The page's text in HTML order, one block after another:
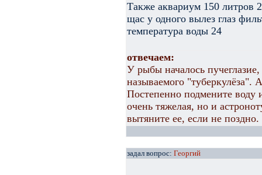
Также аквариум 150 литров
щас у одного вылез глаз
температура воды 24
отвечаем:
У рыбы началось
называемого "туберкулёза".
Постепенно подмените воду
очень тяжелая, но и
вытяните ее, если не поздно.
задал вопрос: Георгий